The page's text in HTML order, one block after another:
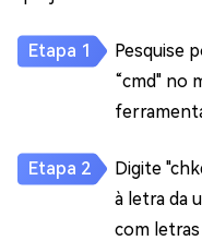
Pesquise
“cmd" no
Digite
à letra da
com letras